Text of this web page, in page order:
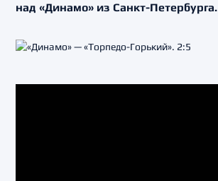
над «Динамо» из Санкт-Петербурга.